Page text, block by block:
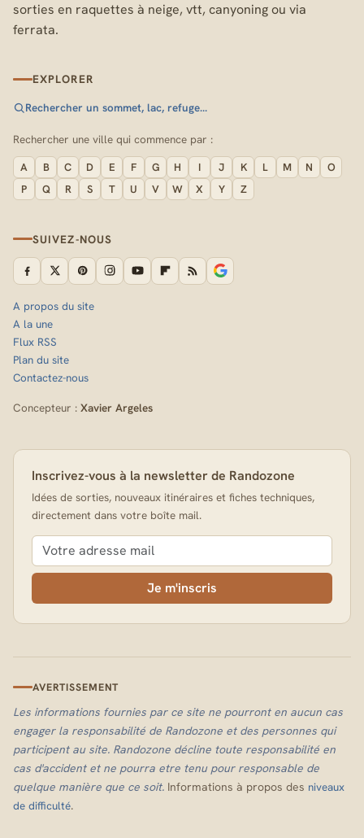
sorties en raquettes à neige, vtt, canyoning ou via
ferrata.
EXPLORER
Rechercher un sommet, lac, refuge…
Rechercher une ville qui commence par :
A B C D E F G H I J K L M N
O
P
Q R S T U V W X Y Z
SUIVEZ-NOUS
A propos du site
A la une
Flux RSS
Plan du site
Contactez-nous
Concepteur : Xavier Argeles
Inscrivez-vous à la newsletter de Randozone
Idées de sorties, nouveaux itinéraires et fiches techniques,
directement dans votre boîte mail.
Je m'inscris
AVERTISSEMENT
Les informations fournies par ce site ne pourront en aucun cas
engager la responsabilité de Randozone et des personnes qui
participent au site. Randozone décline toute responsabilité en
cas d'accident et ne pourra etre tenu pour responsable de
quelque manière que ce soit. Informations à propos des niveaux
de difficulté.